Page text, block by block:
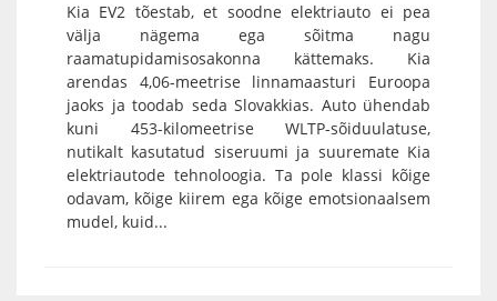
Kia EV2 tõestab, et soodne elektriauto ei pea
välja nägema ega sõitma nagu
raamatupidamisosakonna kättemaks. Kia
arendas 4,06-meetrise linnamaasturi Euroopa
jaoks ja toodab seda Slovakkias. Auto ühendab
kuni 453-kilomeetrise WLTP-sõiduulatuse,
nutikalt kasutatud siseruumi ja suuremate Kia
elektriautode tehnoloogia. Ta pole klassi kõige
odavam, kõige kiirem ega kõige emotsionaalsem
mudel, kuid...